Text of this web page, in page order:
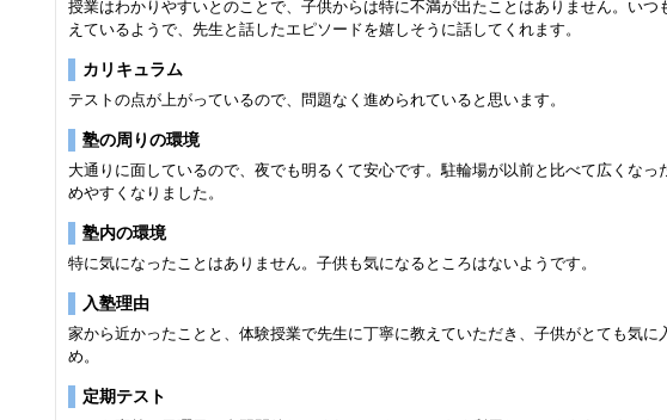
授業はわかりやすいとのことで、子供からは特に不満が出たことはありません。いつ
えているようで、先生と話したエピソードを嬉しそうに話してくれます。
カリキュラム
テストの点が上がっているので、問題なく進められていると思います。
塾の周りの環境
大通りに面しているので、夜でも明るくて安心です。駐輪場が以前と比べて広くなっ
めやすくなりました。
塾内の環境
特に気になったことはありません。子供も気になるところはないようです。
入塾理由
家から近かったことと、体験授業で先生に丁寧に教えていただき、子供がとても気に
め。
定期テスト